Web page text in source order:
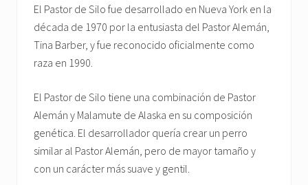
El Pastor de Silo fue desarrollado en Nueva York en la
década de 1970 por la entusiasta del Pastor Alemán,
Tina Barber, y fue reconocido oficialmente como
raza en 1990.
El Pastor de Silo tiene una combinación de Pastor
Alemán y Malamute de Alaska en su composición
genética. El desarrollador quería crear un perro
similar al Pastor Alemán, pero de mayor tamaño y
con un carácter más suave y gentil.